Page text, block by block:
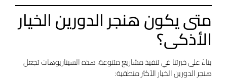
متى يكون هنجر الدورين الخيار
الأذكى؟
بناءً على خبرتنا في تنفيذ مشاريع متنوعة، هذه السيناريوهات تجعل
هنجر الدورين الخيار الأكثر منطقية: